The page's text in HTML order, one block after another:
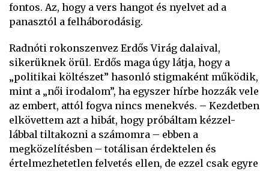
fontos. Az, hogy a vers hangot és nyelvet ad a
panasztól a felháborodásig.
Radnóti rokonszenvez Erdős Virág dalaival,
sikerüknek örül. Erdős maga úgy látja, hogy a
„politikai költészet” hasonló stigmaként működik,
mint a „női irodalom”, ha egyszer hírbe hozzák vele
az embert, attól fogva nincs menekvés. – Kezdetben
elkövettem azt a hibát, hogy próbáltam kézzel-
lábbal tiltakozni a számomra – ebben a
megközelítésben – totálisan érdektelen és
értelmezhetetlen felvetés ellen, de ezzel csak egyre